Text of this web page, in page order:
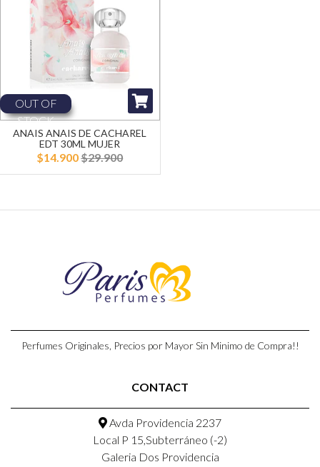
OUT OF
STOCK
ANAIS ANAIS DE CACHAREL
EDT 30ML MUJER
$14.900$29.900
Perfumes Originales, Precios por Mayor Sin Minimo de Compra!!
CONTACT
Avda Providencia 2237
Local P 15,Subterráneo (-2)
Galeria Dos Providencia